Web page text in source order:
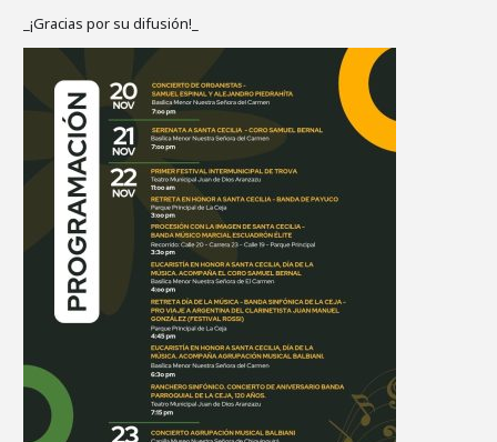
_¡Gracias por su difusión!_